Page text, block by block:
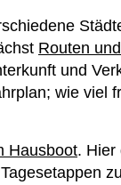
Routen
und
wie viel
Hausboot. Hier